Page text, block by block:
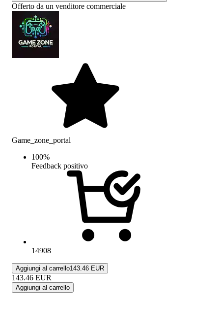
Offerto da un venditore commerciale
Game_zone_portal
100%
Feedback positivo
14908
Aggiungi al carrello143.46 EUR
143.46 EUR
Aggiungi al carrello